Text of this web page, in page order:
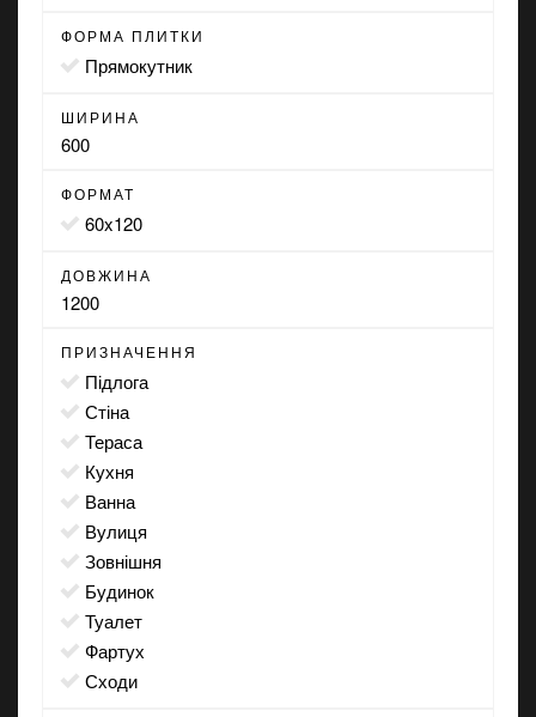
ФОРМА ПЛИТКИ
прямокутник
ШИРИНА
600
ФОРМАТ
60x120
ДОВЖИНА
1200
ПРИЗНАЧЕННЯ
підлога
стіна
тераса
кухня
ванна
вулиця
зовнішня
будинок
туалет
фартух
сходи